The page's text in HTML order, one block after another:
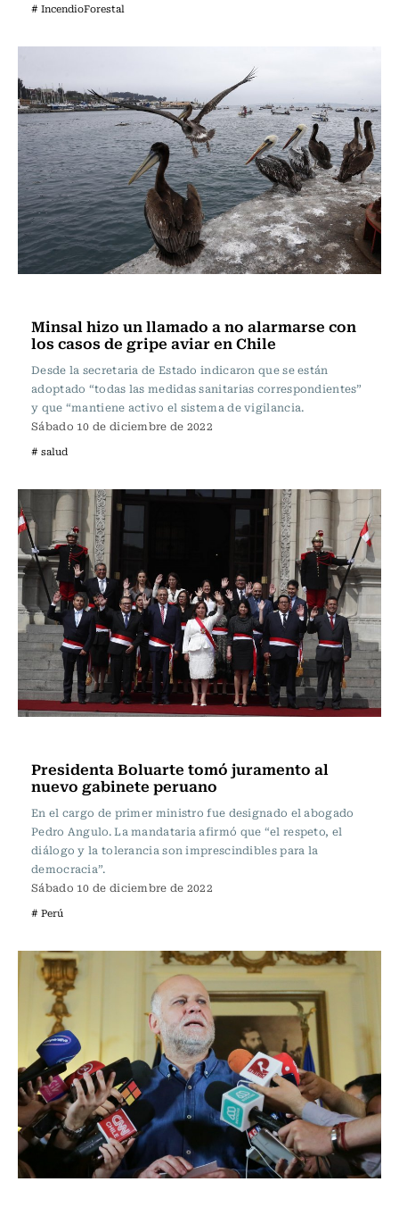
# IncendioForestal
Minsal hizo un llamado a no alarmarse con
los casos de gripe aviar en Chile
Desde la secretaria de Estado indicaron que se están
adoptado “todas las medidas sanitarias correspondientes”
y que “mantiene activo el sistema de vigilancia.
Sábado 10 de diciembre de 2022
# salud
Presidenta Boluarte tomó juramento al
nuevo gabinete peruano
En el cargo de primer ministro fue designado el abogado
Pedro Angulo. La mandataria afirmó que “el respeto, el
diálogo y la tolerancia son imprescindibles para la
democracia”.
Sábado 10 de diciembre de 2022
# Perú